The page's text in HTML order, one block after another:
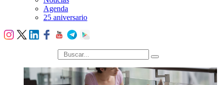
Agenda
25 aniversario
búsqueda